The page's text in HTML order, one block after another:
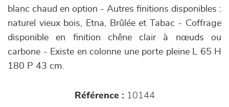
blanc chaud en option - Autres finitions disponibles :
naturel vieux bois, Etna, Brûlée et Tabac - Coffrage
disponible en finition chêne clair à nœuds ou
carbone - Existe en colonne une porte pleine L 65 H
180 P 43 cm.
Référence : 10144